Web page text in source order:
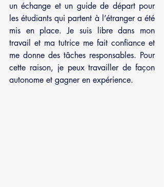
un échange et un guide de départ pour
les étudiants qui partent à l’étranger a été
mis en place. Je suis libre dans mon
travail et ma tutrice me fait confiance et
me donne des tâches responsables. Pour
cette raison, je peux travailler de façon
autonome et gagner en expérience.